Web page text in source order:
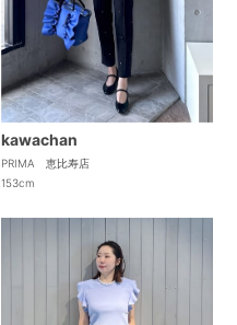
kawachan
PRIMA 恵比寿店
153cm